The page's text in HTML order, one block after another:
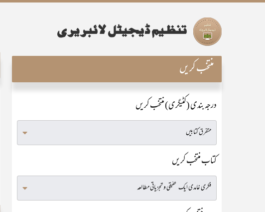
منتخب کریں
درجہ بندی (کٹیگری) منتخب کریں
کتاب منتخب کریں